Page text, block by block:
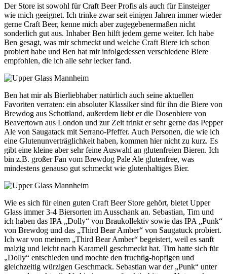
Der Store ist sowohl für Craft Beer Profis als auch für Einsteiger
wie mich geeignet. Ich trinke zwar seit einigen Jahren immer wieder
gerne Craft Beer, kenne mich aber zugegebenermaßen nicht
sonderlich gut aus. Inhaber Ben hilft jedem gerne weiter. Ich habe
Ben gesagt, was mir schmeckt und welche Craft Biere ich schon
probiert habe und Ben hat mir infolgedessen verschiedene Biere
empfohlen, die ich alle sehr lecker fand.
Ben hat mir als Bierliebhaber natürlich auch seine aktuellen
Favoriten verraten: ein absoluter Klassiker sind für ihn die Biere von
Brewdog aus Schottland, außerdem liebt er die Dosenbiere von
Beavertown aus London und zur Zeit trinkt er sehr gerne das Pepper
Ale von Saugatack mit Serrano-Pfeffer. Auch Personen, die wie ich
eine Glutenunverträglichkeit haben, kommen hier nicht zu kurz. Es
gibt eine kleine aber sehr feine Auswahl an glutenfreien Bieren. Ich
bin z.B. großer Fan vom Brewdog Pale Ale glutenfree, was
mindestens genauso gut schmeckt wie glutenhaltiges Bier.
Wie es sich für einen guten Craft Beer Store gehört, bietet Upper
Glass immer 3-4 Biersorten im Ausschank an. Sebastian, Tim und
ich haben das IPA „Dolly“ von Braukollektiv sowie das IPA „Punk“
von Brewdog und das „Third Bear Amber“ von Saugatuck probiert.
Ich war von meinem „Third Bear Amber“ begeistert, weil es sanft
malzig und leicht nach Karamell geschmeckt hat. Tim hatte sich für
„Dolly“ entschieden und mochte den fruchtig-hopfigen und
gleichzeitig würzigen Geschmack. Sebastian war der „Punk“ unter